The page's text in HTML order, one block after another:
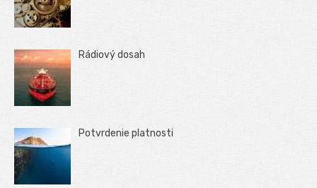
Rádiový dosah
Potvrdenie platnosti